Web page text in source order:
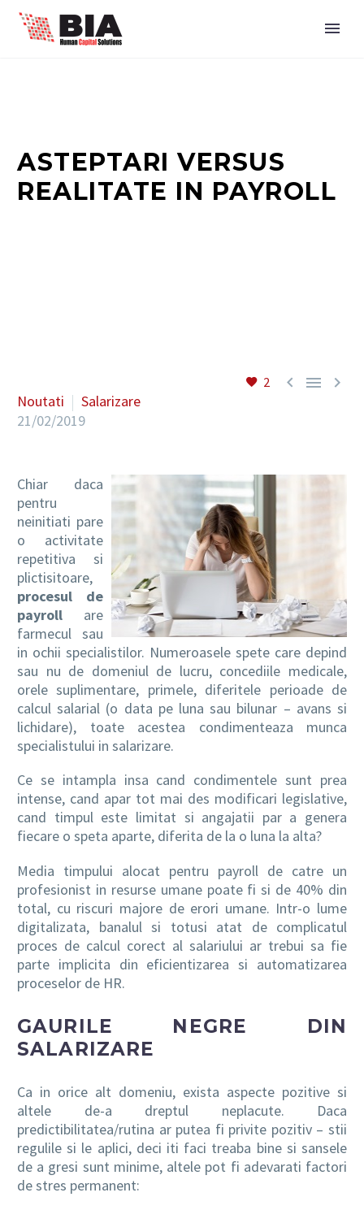
ASTEPTARI VERSUS
REALITATE IN PAYROLL
2   
Noutati
Salarizare
21/02/2019
Chiar daca
pentru
neinitiati pare
o activitate
repetitiva si
plictisitoare,
procesul de
payroll are
farmecul sau
in ochii specialistilor. Numeroasele spete care depind
sau nu de domeniul de lucru, concediile medicale,
orele suplimentare, primele, diferitele perioade de
calcul salarial (o data pe luna sau bilunar – avans si
lichidare), toate acestea condimenteaza munca
specialistului in salarizare.
Ce se intampla insa cand condimentele sunt prea
intense, cand apar tot mai des modificari legislative,
cand timpul este limitat si angajatii par a genera
fiecare o speta aparte, diferita de la o luna la alta?
Media timpului alocat pentru payroll de catre un
profesionist in resurse umane poate fi si de 40% din
total, cu riscuri majore de erori umane. Intr-o lume
digitalizata, banalul si totusi atat de complicatul
proces de calcul corect al salariului ar trebui sa fie
parte implicita din eficientizarea si automatizarea
proceselor de HR.
GAURILE NEGRE DIN
SALARIZARE
Ca in orice alt domeniu, exista aspecte pozitive si
altele de-a dreptul neplacute. Daca
predictibilitatea/rutina ar putea fi privite pozitiv – stii
regulile si le aplici, deci iti faci treaba bine si sansele
de a gresi sunt minime, altele pot fi adevarati factori
de stres permanent: